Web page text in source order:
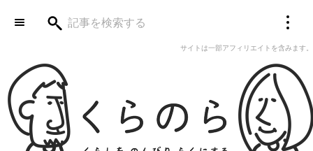
サイトは一部アフィリエイトを含みます。